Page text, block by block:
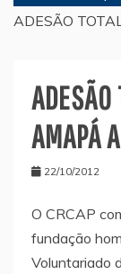
ADESÃO
ADESÃO
AMAPÁ
22/10/2012
O CRCAP
fundação
Voluntariado